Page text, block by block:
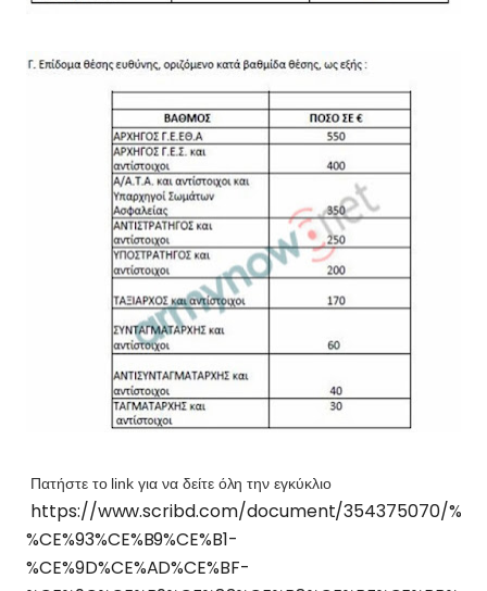
Πατήστε το link για να δείτε όλη την εγκύκλιο
https://www.scribd.com/document/354375070/
%CE%93%CE%B9%CE%B1-
%CE%9D%CE%AD%CE%BF-